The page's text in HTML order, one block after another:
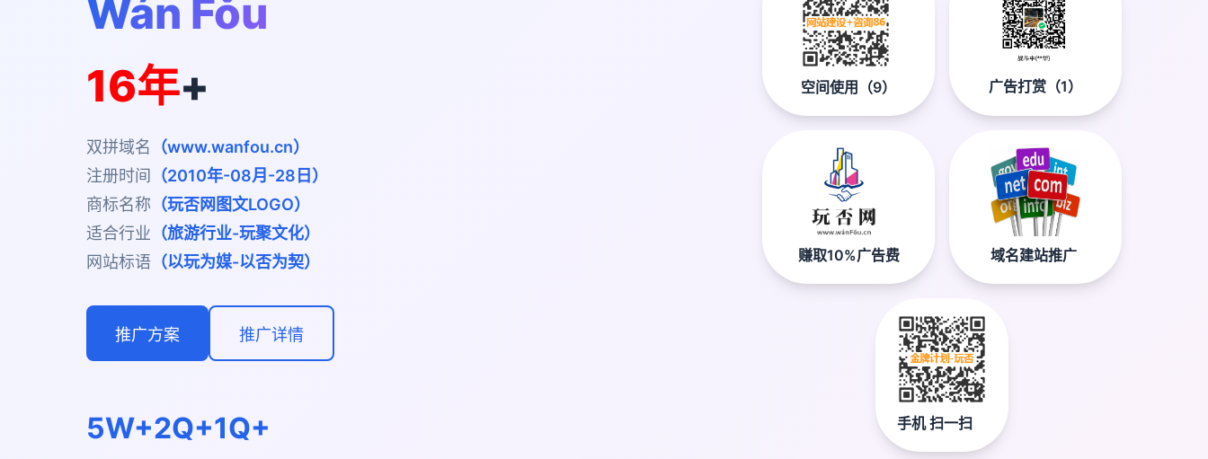
Wán Fǒu
16年+
双拼域名 （www.wanfou.cn）
注册时间
（2010年-08月-28日）
商标名称 （玩否网图文LOGO）
适合行业 （旅游行业-玩聚文化）
网站标语 （以玩为媒-以否为契）
推广方案 推广详情
5W+2Q+1Q+
空间使用（9） 广告打赏（1）
赚取10%广告费 域名建站推广
手机 扫一扫